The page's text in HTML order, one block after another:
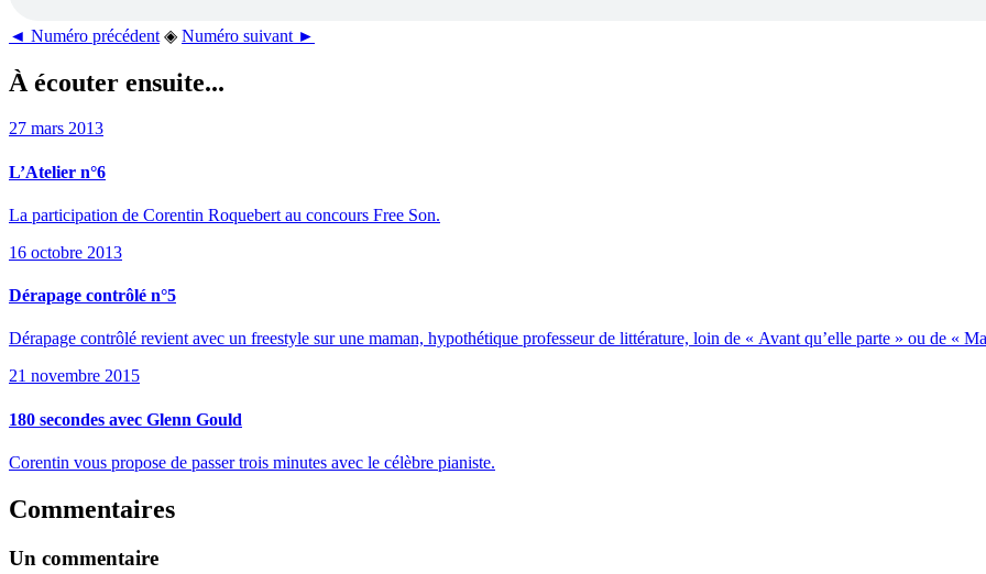
◄ Numéro précédent ◈ Numéro suivant ►
À écouter ensuite...
27 mars 2013
L’Atelier n°6
La participation de Corentin Roquebert au concours Free Son.
16 octobre 2013
Dérapage contrôlé n°5
Dérapage contrôlé revient avec un freestyle sur une maman, hypothétique professeur de littérature, loin de « Avant qu’elle parte » ou de «
21 novembre 2015
180 secondes avec Glenn Gould
Corentin vous propose de passer trois minutes avec le célèbre pianiste.
Commentaires
Un commentaire